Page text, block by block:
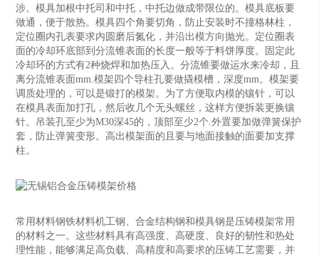
涉。模具加根中托司和中托，中托边做成带限位的。模具底板要
做通，便于散热。模具四个角要切角，防止安装时不撞格林柱，
定位圈内孔表要求内圆磨后氮化，并沿出模方向抛光。定位圈表
面的冷却环底部到分流锥表面的长度一般等于料饼厚度。固定此
冷却环的方式有2种烧焊和加热压入。分流锥要做运水来冷却，且
离分流锥表面mm.模架四个导柱孔要做撬模槽，深度mm。模架要
调质处理的，可以是锻打的模架。为了方便取内模的镶针，可以
在模具表面加打孔，然后收几个无头螺丝，这样方便拆装更换镶
针。吊装孔至少为M30深45的，顶部至少2个.外置要加做弹簧保护
套，防止弹簧变形。高出模架面的且要与地面接触的面要加支撑
柱。
常用材料钢铁材料机工钢、合金结构钢和模具钢是压铸模架常用
的材料之一。这些材料具有高强度、高硬度、良好的韧性和热处
理性能，能够满足高负载、高精度和高要求的压铸工艺需要，并